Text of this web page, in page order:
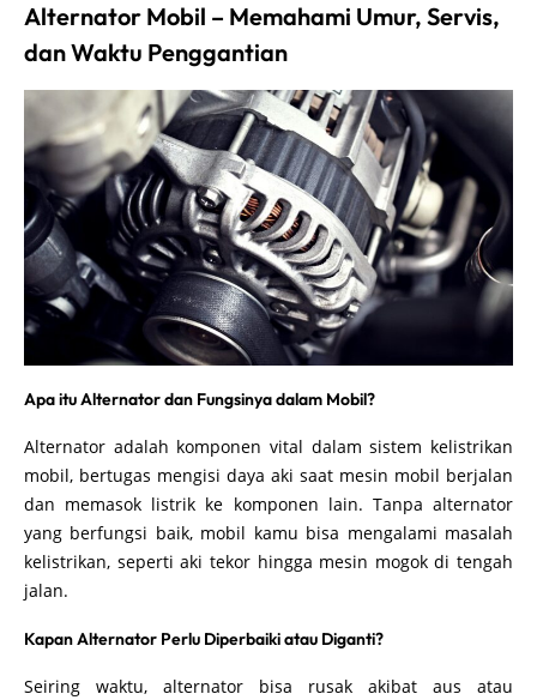
Alternator Mobil – Memahami Umur, Servis,
dan Waktu Penggantian
Apa itu Alternator dan Fungsinya dalam Mobil?
Alternator adalah komponen vital dalam sistem kelistrikan
mobil, bertugas mengisi daya aki saat mesin mobil berjalan
dan memasok listrik ke komponen lain. Tanpa alternator
yang berfungsi baik, mobil kamu bisa mengalami masalah
kelistrikan, seperti aki tekor hingga mesin mogok di tengah
jalan.
Kapan Alternator Perlu Diperbaiki atau Diganti?
Seiring waktu, alternator bisa rusak akibat aus atau